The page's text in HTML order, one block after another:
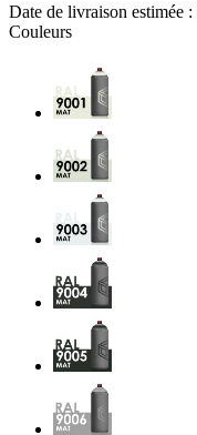
Date de livraison estimée :
Couleurs